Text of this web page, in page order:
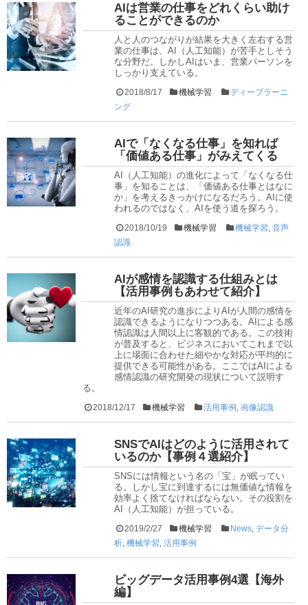
AIは営業の仕事をどれくらい助け
ることができるのか
人と人のつながりが結果を大きく左右する営
業の仕事は、AI（人工知能）が苦手としそう
な分野だ。しかしAIはいま、営業パーソンを
しっかり支えている。
2018/8/17 機械学習
ディープラーニ
ング
AIで「なくなる仕事」を知れば
「価値ある仕事」がみえてくる
AI（人工知能）の進化によって「なくなる仕
事」を知ることは、「価値ある仕事とはなに
か」を考えるきっかけになるだろう。AIに使
われるのではなく、AIを使う道を探ろう。
2018/10/19 機械学習 機械学習 ,音声
認識
AIが感情を認識する仕組みとは
【活用事例もあわせて紹介】
近年のAI研究の進歩によりAIが人間の感情を
認識できるようになりつつある。AIによる感
情認識は人間以上に客観的である。この技術
が普及すると、ビジネスにおいてこれまで以
上に場面に合わせた細やかな対応が平均的に
提供できる可能性がある。ここではAIによる
感情認識の研究開発の現状について説明す
る。
2018/12/17 機械学習 活用事例 ,画像認識
SNSでAIはどのように活用されて
いるのか【事例４選紹介】
SNSには情報という名の「宝」が眠ってい
る。しかし宝に到達するには無価値な情報を
効率よく捨てなければならない。その役割を
AI（人工知能）が担っている。
2019/2/27 機械学習 News ,データ分
析 機械学習 活用事例
ビッグデータ活用事例4選【海外
編】